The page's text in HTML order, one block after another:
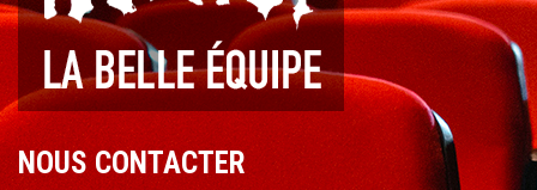
NOUS CONTACTER